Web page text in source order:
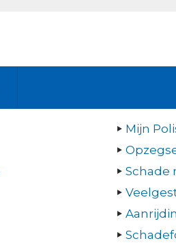
Mijn
Schade